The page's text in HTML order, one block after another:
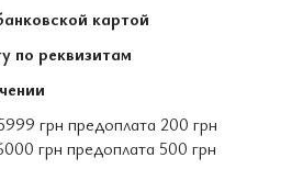
картой
по реквизитам
грн предоплата 200 грн
грн предоплата 500 грн